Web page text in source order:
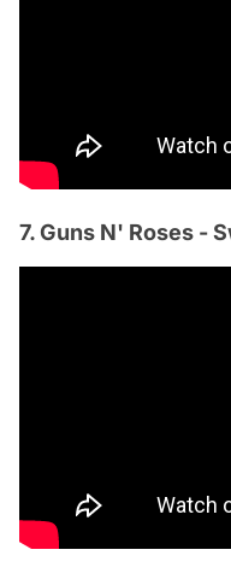
7. Guns N' Roses -